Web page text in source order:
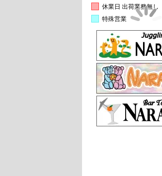
休業日 出荷業務無し
特殊営業